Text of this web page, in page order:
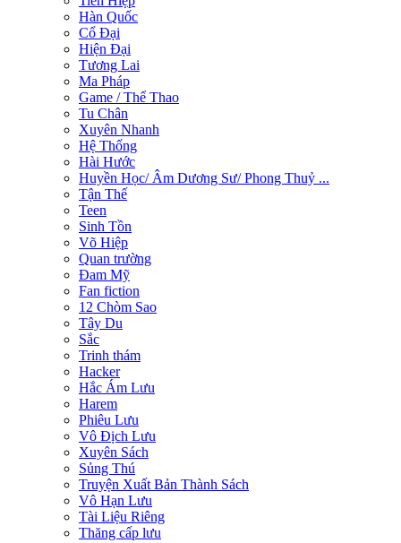
Hàn Quốc
Cổ Đại
Hiện Đại
Tương Lai
Ma Pháp
Game / Thể Thao
Tu Chân
Xuyên Nhanh
Hệ Thống
Hài Hước
Huyền Học/ Âm Dương Sư/ Phong Thuỷ ...
Tận Thế
Teen
Sinh Tồn
Võ Hiệp
Quan trường
Đam Mỹ
Fan fiction
12 Chòm Sao
Tây Du
Sắc
Trinh thám
Hacker
Hắc Ám Lưu
Harem
Phiêu Lưu
Vô Địch Lưu
Xuyên Sách
Sủng Thú
Truyện Xuất Bản Thành Sách
Vô Hạn Lưu
Tài Liệu Riêng
Thăng cấp lưu